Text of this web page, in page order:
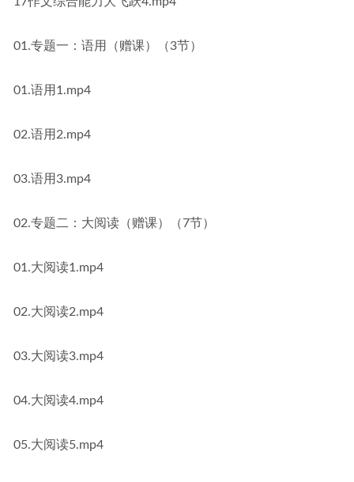
01.专题一：语用（赠课）（3节）
01.语用1.mp4
02.语用2.mp4
03.语用3.mp4
02.专题二：大阅读（赠课）（7节）
01.大阅读1.mp4
02.大阅读2.mp4
03.大阅读3.mp4
04.大阅读4.mp4
05.大阅读5.mp4